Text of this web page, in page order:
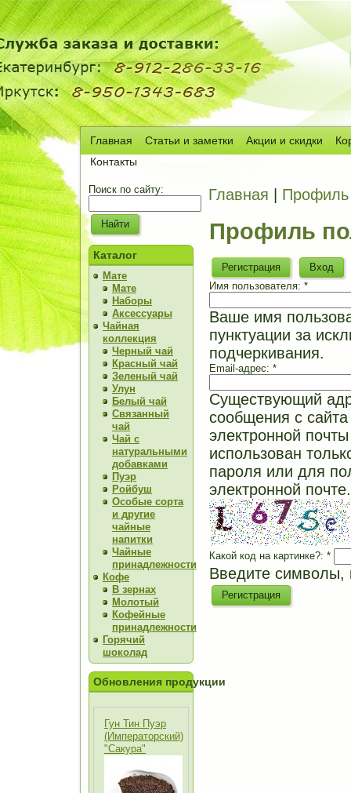
Главная Статьи и заметки Акции и скидки
Контакты
Поиск по сайту:
Каталог
Мате
Мате
Наборы
Аксессуары
Чайная
коллекция
Черный чай
Красный чай
Зеленый чай
Улун
Белый чай
Связанный
чай
Чай с
натуральными
добавками
Пуэр
Ройбуш
Особые сорта
и другие
чайные
напитки
Чайные
принадлежности
Кофе
В зернах
Молотый
Кофейные
принадлежности
Горячий
шоколад
Обновления продукции
Гун Тин Пуэр
(Императорский)
"Сакура"
Главная Профиль
Профиль
Регистрация
Вход
Имя пользователя: *
Ваше имя
пунктуации за
подчеркивания.
Email-адрес: *
Существующий
сообщения с
электронной
использован
пароля или для
электронной почте.
Какой код на картинке?: *
Введите символы,